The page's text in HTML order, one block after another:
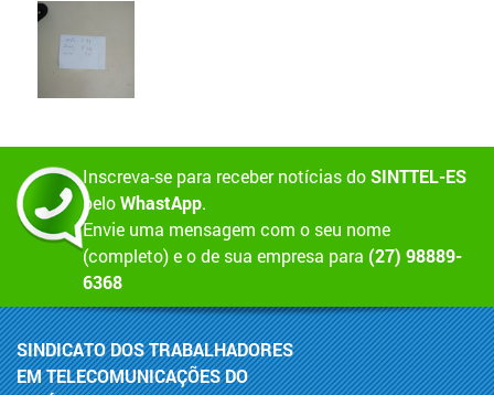
Inscreva-se para receber notícias doSINTTEL-ES
peloWhastApp.
Envie uma mensagem com o seu nome
(completo) e o de sua empresa para (27) 98889-
6368
SINDICATO DOS TRABALHADORES
EM TELECOMUNICAÇÕES DO